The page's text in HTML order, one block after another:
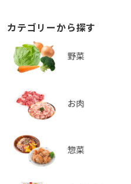
カテゴリーから探す